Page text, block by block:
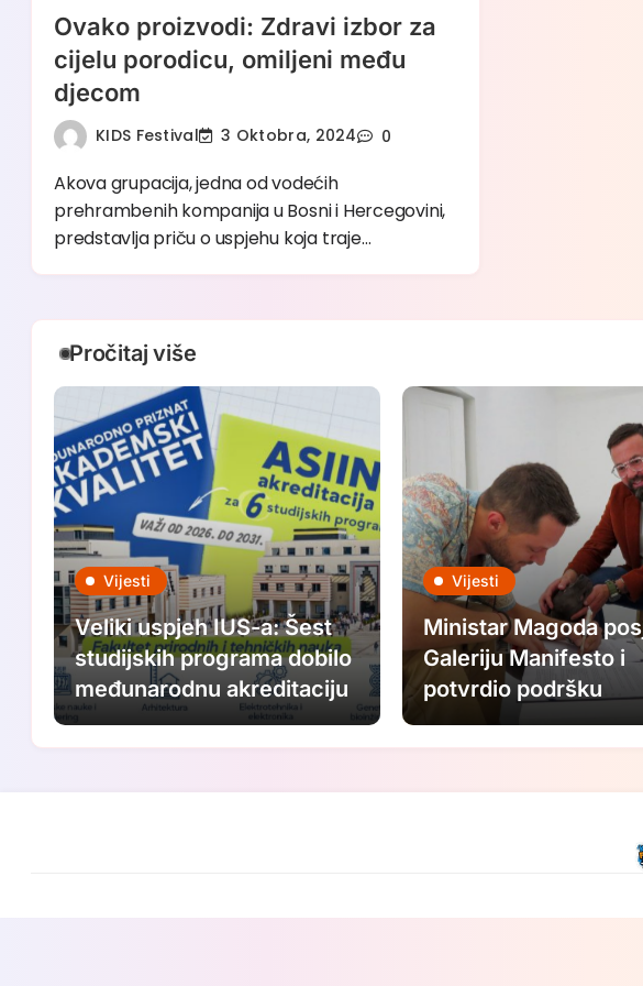
Ovako proizvodi: Zdravi izbor za
cijelu porodicu, omiljeni među
djecom
KIDS Festival 3 Oktobra, 2024 0
Akova grupacija, jedna od vodećih
prehrambenih kompanija u Bosni i Hercegovini,
predstavlja priču o uspjehu koja traje…
Pročitaj više
Vijesti
Veliki uspjeh IUS-a: Šest
studijskih programa dobilo
međunarodnu akreditaciju
Vijesti
Ministar Magoda
Galeriju Manifesto i
potvrdio podršku
ovogodišnjem
festivalu: